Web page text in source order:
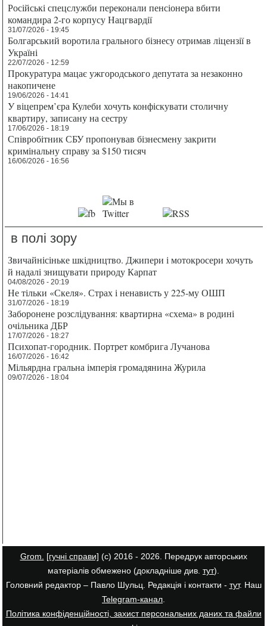
Російські спецслужби переконали пенсіонера вбити
командира 2-го корпусу Нацгвардії
31/07/2026 - 19:45
Болгарський воротила грального бізнесу отримав ліцензії в
Україні
22/07/2026 - 12:59
Прокуратура мацає ужгородського депутата за незаконно
накопичене
19/06/2026 - 14:41
У віцепрем’єра Кулеби хочуть конфіскувати столичну
квартиру, записану на сестру
17/06/2026 - 18:19
Співробітник СБУ пропонував бізнесмену закрити
кримінальну справу за $150 тисяч
16/06/2026 - 16:56
в полі зору
Звичайнісіньке шкідництво. Джипери і мотокросери хочуть
й надалі знищувати природу Карпат
04/08/2026 - 20:19
Не тільки «Скеля». Страх і ненависть у 225-му ОШП
31/07/2026 - 18:19
Заборонене розслідування: квартирна «схема» в родині
очільника ДБР
17/07/2026 - 18:27
Психопат-городник. Портрет комбрига Лучанова
16/07/2026 - 16:42
Мільярдна гральна імперія громадянина Журила
09/07/2026 - 18:04
Grom. [гучні справи] (с) 2016 - 2026. Передрук авторських
матеріалів обмежено (докладніше див. тут).
Головний редактор – Павло Шульц. Редакція і контакти - тут. Наш
Telegram-канал.
Політика конфіденційності, захист персональних даних та файли